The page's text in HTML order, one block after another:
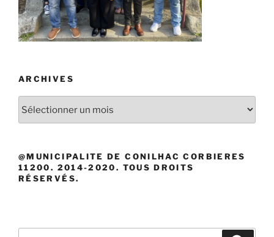
ARCHIVES
@MUNICIPALITE DE CONILHAC CORBIERES
11200. 2014-2020. TOUS DROITS
RÉSERVÉS.